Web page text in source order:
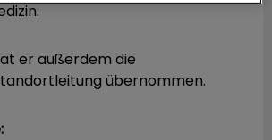
er außerdem die
übernommen.